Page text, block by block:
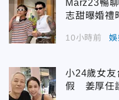
Marz23暢
志甜曝婚禮
10小時前
小24歲女友
假 姜厚任